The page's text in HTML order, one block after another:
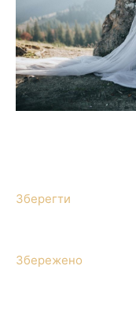
Зберегти
Збережено